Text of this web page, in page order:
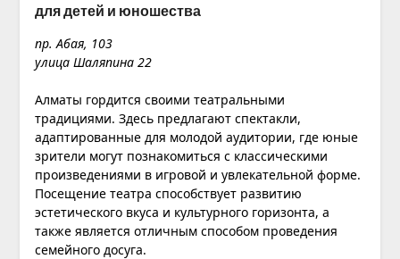
для детей и юношества
пр. Абая, 103
улица Шаляпина 22
Алматы гордится своими театральными
традициями. Здесь предлагают спектакли,
адаптированные для молодой аудитории, где юные
зрители могут познакомиться с классическими
произведениями в игровой и увлекательной форме.
Посещение театра способствует развитию
эстетического вкуса и культурного горизонта, а
также является отличным способом проведения
семейного досуга.